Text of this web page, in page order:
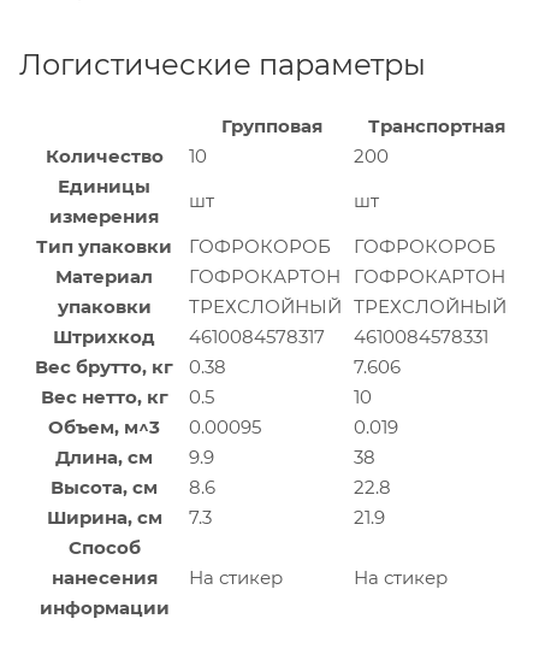
Логистические параметры
Групповая
Транспортная
Количество
10
200
Единицы
измерения
шт
шт
Тип упаковки
ГОФРОКОРОБ
ГОФРОКОРОБ
Материал
упаковки
ГОФРОКАРТОН
ТРЕХСЛОЙНЫЙ
ГОФРОКАРТОН
ТРЕХСЛОЙНЫЙ
Штрихкод
4610084578317
4610084578331
Вес брутто, кг
0.38
7.606
Вес нетто, кг
0.5
10
Объем, м^3
0.00095
0.019
Длина, см
9.9
38
Высота, см
8.6
22.8
Ширина, см
7.3
21.9
Способ
нанесения
информации
На стикер На стикер